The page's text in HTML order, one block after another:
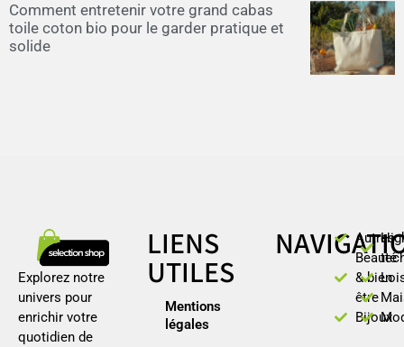
Comment entretenir votre grand cabas
toile coton bio pour le garder pratique et
solide
Explorez notre
univers pour
enrichir votre
quotidien de
LIENS
UTILES
Mentions
légales
Autres
Beauté
& bien
être
Bijoux